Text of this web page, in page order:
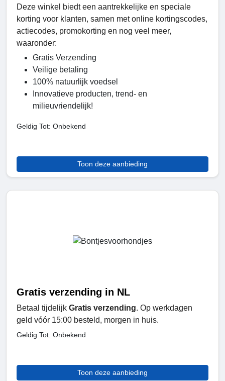
Deze winkel biedt een aantrekkelijke en speciale
korting voor klanten, samen met online kortingscodes,
actiecodes, promokorting en nog veel meer,
waaronder:
Gratis Verzending
Veilige betaling
100% natuurlijk voedsel
Innovatieve producten, trend- en
milieuvriendelijk!
Geldig Tot: Onbekend
Toon deze aanbieding
Gratis verzending in NL
Betaal tijdelijk Gratis verzending. Op werkdagen
geld vóór 15:00 besteld, morgen in huis.
Geldig Tot: Onbekend
Toon deze aanbieding